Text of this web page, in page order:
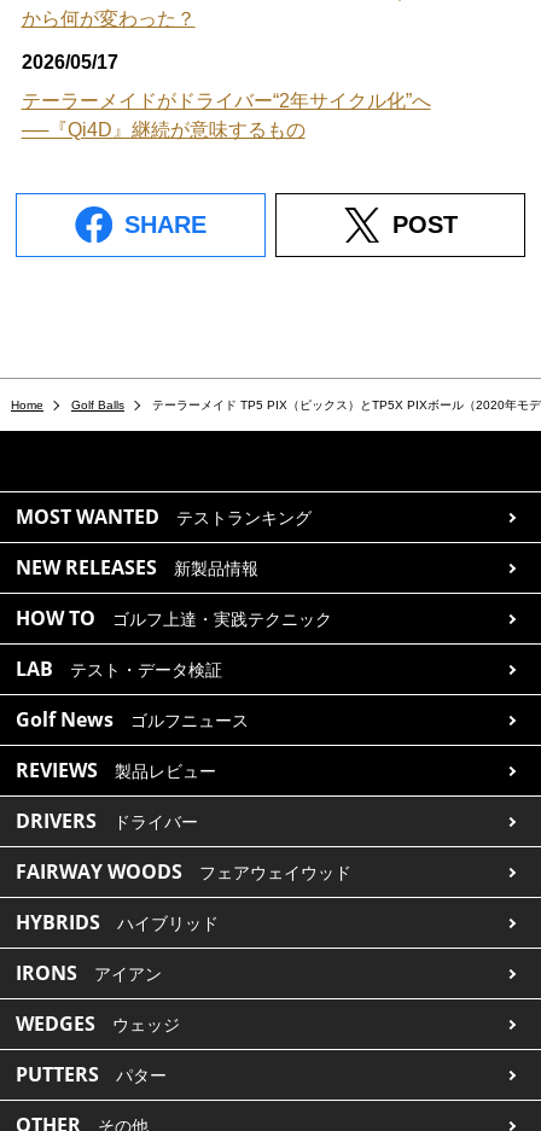
から何が変わった？
2026/05/17
テーラーメイドがドライバー“2年サイクル化”へ
──『Qi4D』継続が意味するもの
SHARE POST
Home Golf Balls テーラーメイド TP5 PIX（ピックス）とTP5X PIXボール（2020年モ
MOST WANTED テストランキング
NEW RELEASES 新製品情報
HOW TO ゴルフ上達・実践テクニック
LAB テスト・データ検証
Golf News ゴルフニュース
REVIEWS 製品レビュー
DRIVERS ドライバー
FAIRWAY WOODS フェアウェイウッド
HYBRIDS ハイブリッド
IRONS アイアン
WEDGES ウェッジ
PUTTERS パター
OTHER その他